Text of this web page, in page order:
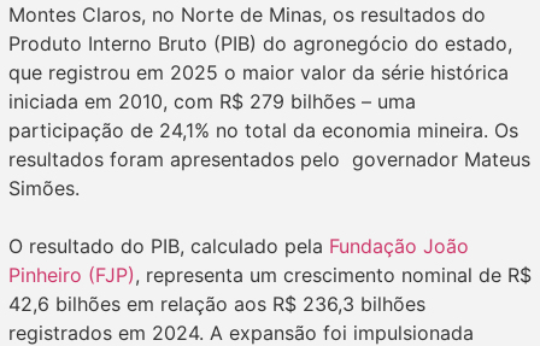
Montes Claros, no Norte de Minas, os resultados do
Produto Interno Bruto (PIB) do agronegócio do estado,
que registrou em 2025 o maior valor da série histórica
iniciada em 2010, com R$ 279 bilhões – uma
participação de 24,1% no total da economia mineira. Os
resultados foram apresentados pelo governador Mateus
Simões.
O resultado do PIB, calculado pela Fundação João
Pinheiro (FJP), representa um crescimento nominal de R$
42,6 bilhões em relação aos R$ 236,3 bilhões
registrados em 2024. A expansão foi impulsionada